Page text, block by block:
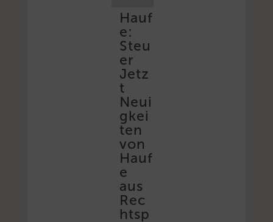
Hauf
e:
Steu
er
Jetz
t
Neui
gkei
ten
von
Hauf
e
aus
Rec
htsp